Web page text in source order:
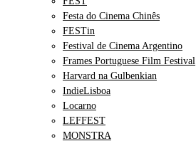
Festa do Cinema Chinês
FESTin
Festival de Cinema Argentino
Frames Portuguese Film Festival
Harvard na Gulbenkian
IndieLisboa
Locarno
LEFFEST
MONSTRA